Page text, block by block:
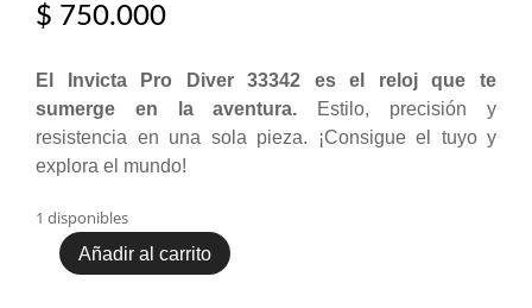
$ 750.000
El Invicta Pro Diver 33342 es el reloj que te
sumerge en la aventura. Estilo, precisión y
resistencia en una sola pieza. ¡Consigue el tuyo y
explora el mundo!
1 disponibles
Invicta
Añadir al carrito